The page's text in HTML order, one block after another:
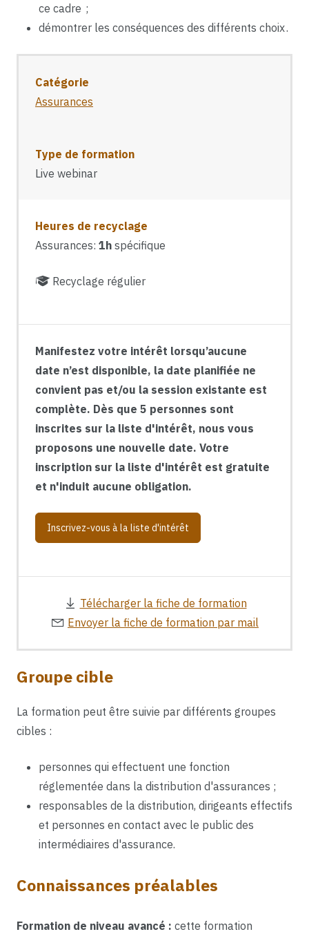
ce cadre ;
démontrer les conséquences des différents choix .
Catégorie
Assurances
Type de formation
Live webinar
Heures de recyclage
Assurances: 1h spécifique
Recyclage régulier
Manifestez votre intérêt lorsqu’aucune
date n’est disponible, la date planifiée ne
convient pas et/ou la session existante est
complète. Dès que 5 personnes sont
inscrites sur la liste d'intérêt, nous vous
proposons une nouvelle date. Votre
inscription sur la liste d'intérêt est gratuite
et n'induit aucune obligation.
Inscrivez-vous à la liste d'intérêt
Télécharger la fiche de formation
Envoyer la fiche de formation par mail
Groupe cible
La formation peut être suivie par différents groupes
cibles :
personnes qui effectuent une fonction
réglementée dans la distribution d'assurances ;
responsables de la distribution, dirigeants effectifs
et personnes en contact avec le public des
intermédiaires d'assurance.
Connaissances préalables
Formation de niveau avancé : cette formation